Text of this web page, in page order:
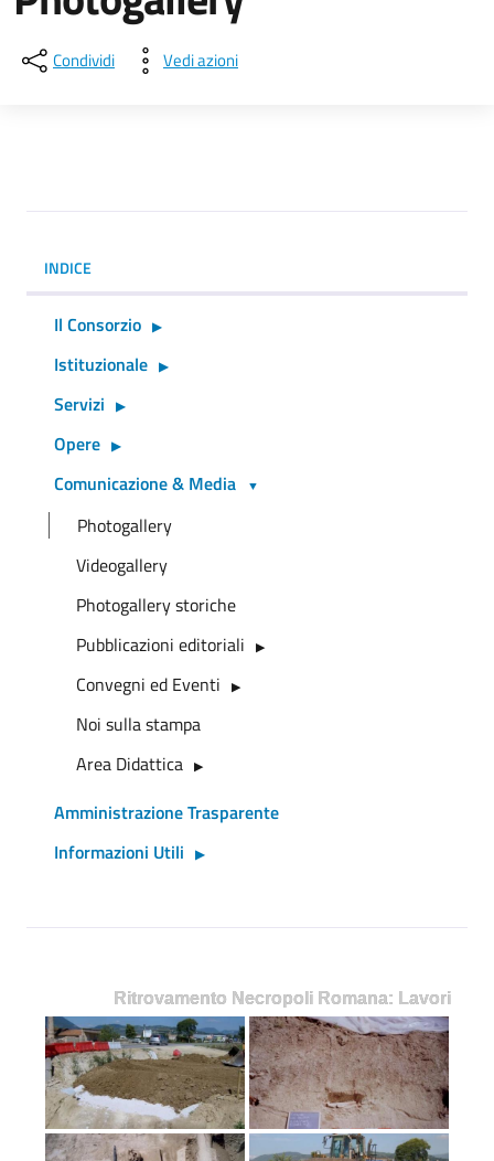
Condividi Vedi azioni
INDICE
Il Consorzio
Istituzionale
Servizi
Opere
Comunicazione & Media
Photogallery
Videogallery
Photogallery storiche
Pubblicazioni editoriali
Convegni ed Eventi
Noi sulla stampa
Area Didattica
Amministrazione Trasparente
Informazioni Utili
Ritrovamento Necropoli Romana: Lavori